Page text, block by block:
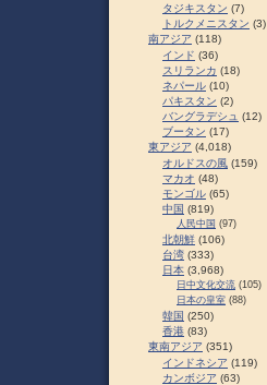
タジキスタン (7)
トルクメニスタン (3)
南アジア (118)
インド (36)
スリランカ (18)
ネパール (10)
パキスタン (2)
バングラデシュ (12)
ブータン (17)
東アジア (4,018)
オルドスの風 (159)
マカオ (48)
モンゴル (65)
中国 (819)
人民中国 (97)
北朝鮮 (106)
台湾 (333)
日本 (3,968)
日中文化交流 (105)
日本の皇室 (88)
韓国 (250)
香港 (83)
東南アジア (351)
インドネシア (119)
カンボジア (63)